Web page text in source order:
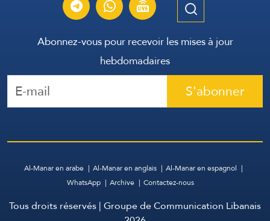
Abonnez-vous pour recevoir les mises à jour
hebdomadaires
S'abonner
Al-Manar en arabe Al-Manar en anglais
Al-Manar en espagnol
WhatsApp
Archive Contactez-nous
Tous droits réservés | Groupe de Communication Libanais